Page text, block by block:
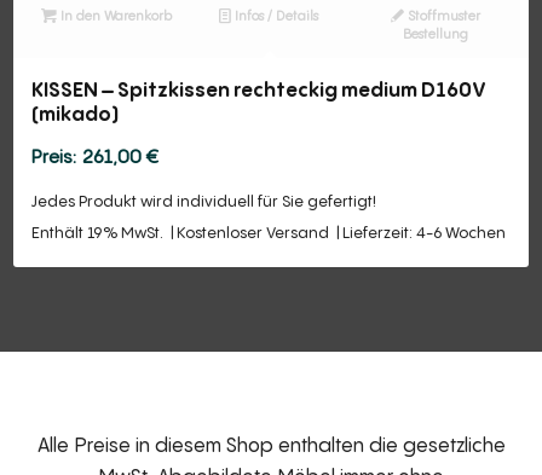
In den Warenkorb Infos / Details
Stoffmuster
Bestellung
KISSEN – Spitzkissen rechteckig medium D160V
(mikado)
261,00€
Jedes Produkt wird individuell für Sie gefertigt!
Enthält 19% MwSt.
Kostenloser Versand Lieferzeit: 4-6 Wochen
Alle Preise in diesem Shop enthalten die gesetzliche